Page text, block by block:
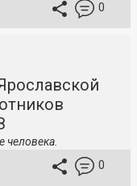
0
человека.
0